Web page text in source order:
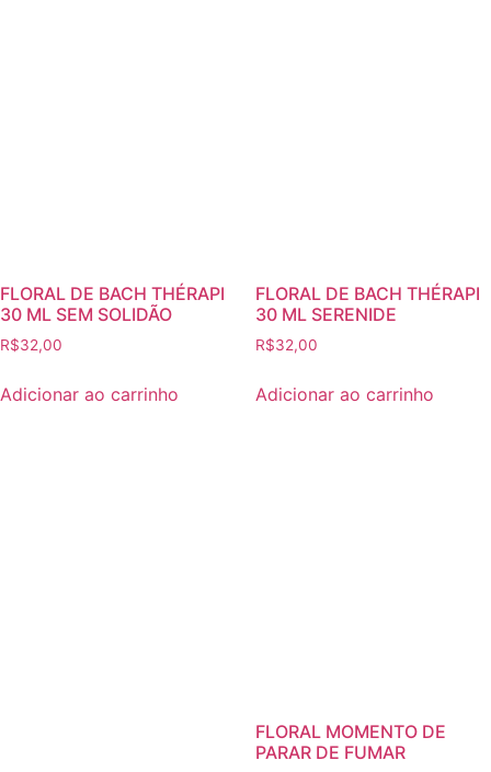
FLORAL DE BACH THÉRAPI
30 ML SEM SOLIDÃO
R$32,00
Adicionar ao carrinho
FLORAL DE BACH THÉRAPI
30 ML SERENIDE
R$32,00
Adicionar ao carrinho
FLORAL MOMENTO DE
PARAR DE FUMAR